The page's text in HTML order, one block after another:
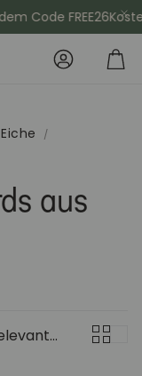
Code FREE26
Konto
Vitrinen
aus
Am relevantesten